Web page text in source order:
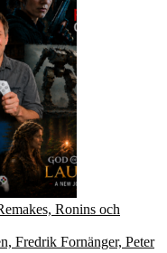
Ronins och